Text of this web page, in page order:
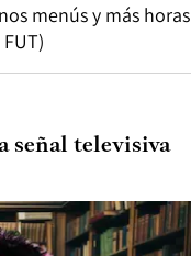
menús y más horas
señal televisiva